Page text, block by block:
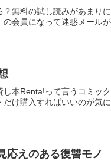
？無料の試し読みがあまり
会員になって迷惑メール
本Renta!って言うコミッ
け購入すればいいのが気
応えのある復讐モノ